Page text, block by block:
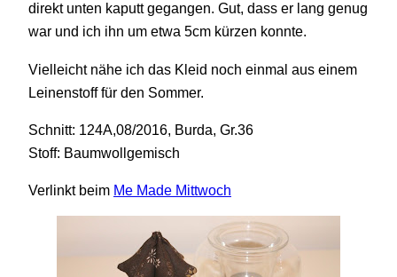
direkt unten kaputt gegangen. Gut, dass er lang genug
war und ich ihn um etwa 5cm kürzen konnte.
Vielleicht nähe ich das Kleid noch einmal aus einem
Leinenstoff für den Sommer.
Schnitt: 124A,08/2016, Burda, Gr.36
Stoff: Baumwollgemisch
Verlinkt beim Me Made Mittwoch